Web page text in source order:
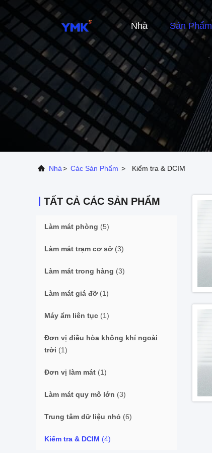
Nhà Sản Phẩm
Nhà> Các Sản Phẩm > Kiểm tra & DCIM
TẤT CẢ CÁC SẢN PHẨM
Làm mát phòng (5)
Làm mát trạm cơ sở (3)
Làm mát trong hàng (3)
Làm mát giá đỡ (1)
Máy ẩm liên tục (1)
Đơn vị điều hòa không khí ngoài
trời (1)
Đơn vị làm mát (1)
Làm mát quy mô lớn (3)
Trung tâm dữ liệu nhỏ (6)
Kiểm tra & DCIM (4)